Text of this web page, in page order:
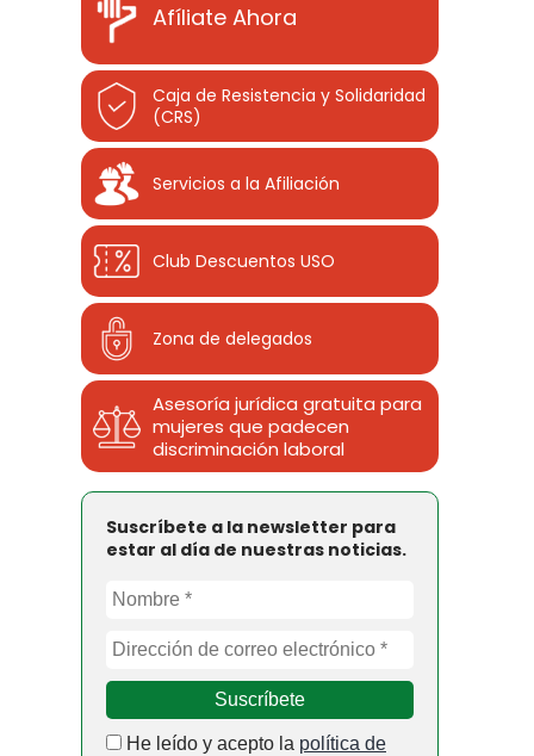
Afíliate Ahora
Caja de Resistencia y Solidaridad
(CRS)
Servicios a la Afiliación
Club Descuentos USO
Zona de delegados
Asesoría jurídica gratuita para
mujeres que padecen
discriminación laboral
Suscríbete a la newsletter para
estar al día de nuestras noticias.
He leído y acepto la política de